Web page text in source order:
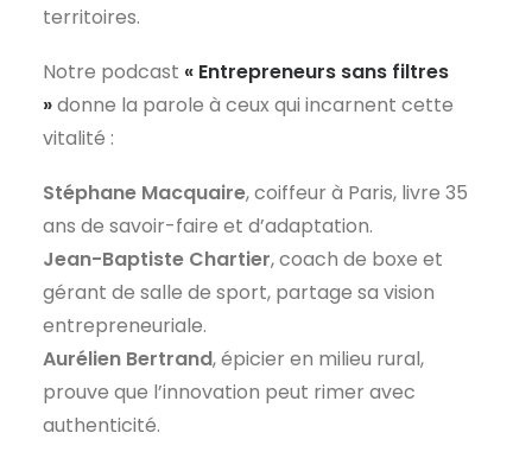
territoires.
Notre podcast « Entrepreneurs sans filtres
»donne la parole à ceux qui incarnent cette
vitalité :
Stéphane Macquaire, coiffeur à Paris, livre 35
ans de savoir-faire et d’adaptation.
Jean-Baptiste Chartier, coach de boxe et
gérant de salle de sport, partage sa vision
entrepreneuriale.
Aurélien Bertrand, épicier en milieu rural,
prouve que l’innovation peut rimer avec
authenticité.